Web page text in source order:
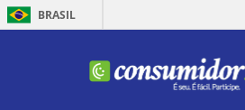
BRASIL